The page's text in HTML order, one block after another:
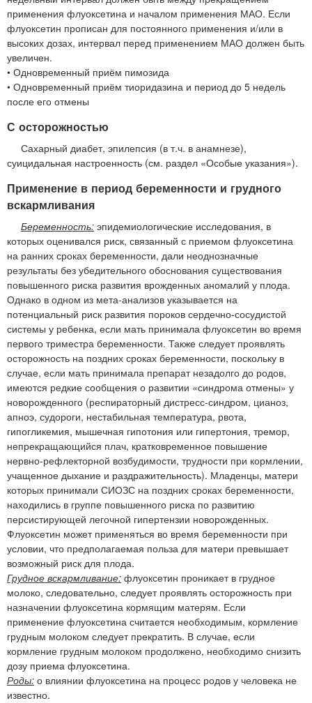
применения флуоксетина и началом применения МАО. Если
флуоксетин прописан для постоянного применения и/или в
высоких дозах, интервал перед применением МАО должен быть
увеличен.
• Одновременный приём пимозида
• Одновременный приём тиоридазина и период до 5 недель
после его отмены
С осторожностью
Сахарный диабет, эпилепсия (в т.ч. в анамнезе),
суицидальная настроенность (см. раздел «Особые указания»).
Применение в период беременности и грудного
вскармливания
Беременность: эпидемиологические исследования, в
которых оценивался риск, связанный с приемом флуоксетина
на ранних сроках беременности, дали неоднозначные
результаты без убедительного обоснования существования
повышенного риска развития врожденных аномалий у плода.
Однако в одном из мета-анализов указывается на
потенциальный риск развития пороков сердечно-сосудистой
системы у ребенка, если мать принимала флуоксетин во время
первого триместра беременности. Также следует проявлять
осторожность на поздних сроках беременности, поскольку в
случае, если мать принимала препарат незадолго до родов,
имеются редкие сообщения о развитии «синдрома отмены» у
новорожденного (респираторный дистресс-синдром, цианоз,
апноэ, судороги, нестабильная температура, рвота,
гипогликемия, мышечная гипотония или гипертония, тремор,
непрекращающийся плач, кратковременное повышение
нервно-рефлекторной возбудимости, трудности при кормлении,
учащенное дыхание и раздражительность). Младенцы, матери
которых принимали СИОЗС на поздних сроках беременности,
находились в группе повышенного риска по развитию
персистирующей легочной гипертензии новорожденных.
Флуоксетин может применяться во время беременности при
условии, что предполагаемая польза для матери превышает
возможный риск для плода.
Грудное вскармливание: флуоксетин проникает в грудное
молоко, следовательно, следует проявлять осторожность при
назначении флуоксетина кормящим матерям. Если
применение флуоксетина считается необходимым, кормление
грудным молоком следует прекратить. В случае, если
кормление грудным молоком продолжено, необходимо снизить
дозу приема флуоксетина.
Роды: о влиянии флуоксетина на процесс родов у человека не
известно.